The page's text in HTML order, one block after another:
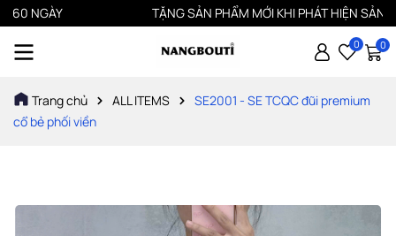
TẶNG SẢN PHẨM MỚI KHI PHÁT HIỆN SẢN PHẨM
0 0
Trang chủ ALL ITEMS
SE2001 - SE TCQC đũi premium
cổ bẻ phối viền